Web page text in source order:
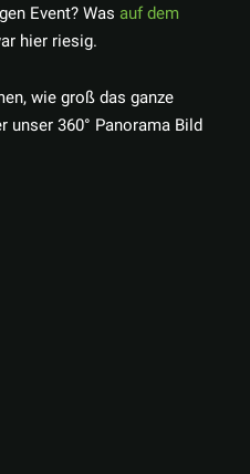
Event? Was auf dem
hier riesig.
wie groß das ganze
360° Panorama Bild